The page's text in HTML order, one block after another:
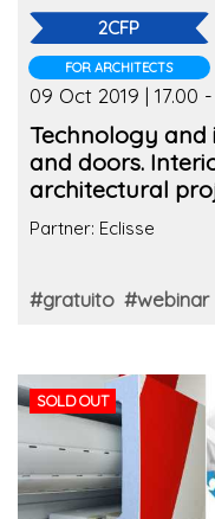
2CFP
FOR ARCHITECTS
09 Oct 2019 | 17.00 -
Technology
and doors.
architectural
site
Partner: Eclisse
#gratuito #webinar
SOLD OUT